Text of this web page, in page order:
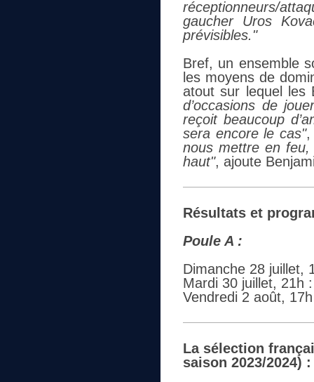
réceptionneurs/
gaucher Uros
prévisibles."
Bref, un ensemble
les moyens de
atout sur lequel les
d’occasions de
reçoit beaucoup
sera encore le cas",
nous mettre en
haut", ajoute
Résultats et
Poule A :
Dimanche 28 juillet,
Mardi 30 juillet, 21h
Vendredi 2 août,
La sélection
saison 2023/2024) :